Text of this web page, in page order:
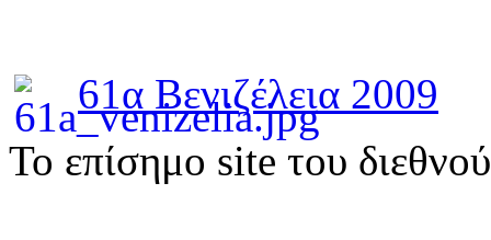
61α Βενιζέλεια 2009
To επίσημο site του